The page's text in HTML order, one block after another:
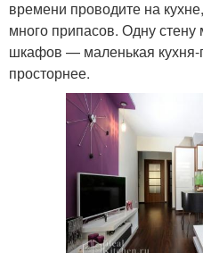
времени проводите на
много припасов. Одну
шкафов — маленькая кухня-
просторнее.